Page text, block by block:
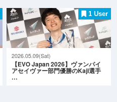
1 User
2026.05.09(Sat)
【EVO Japan 2026】ヴァンパイ
アセイヴァー部門優勝のKaji選手
…